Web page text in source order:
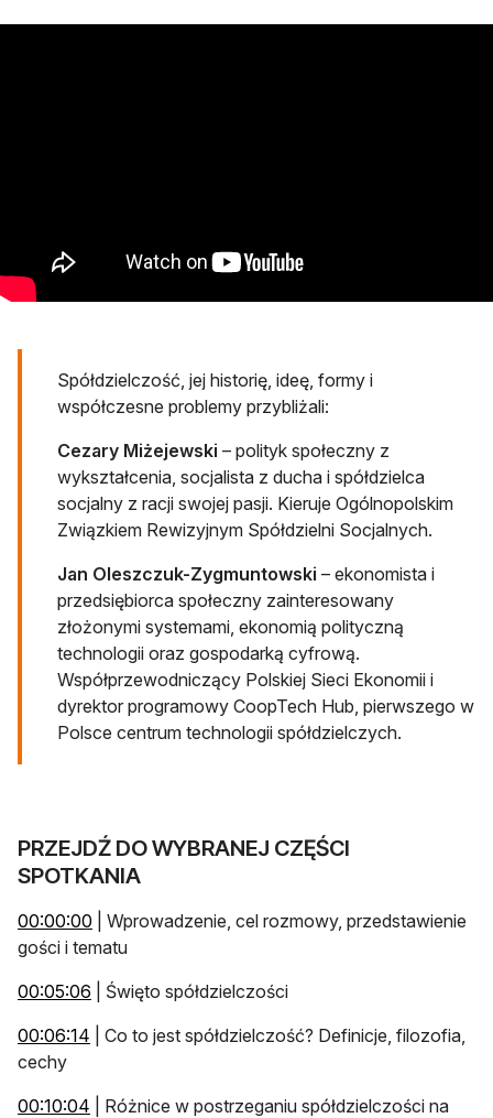
Spółdzielczość, jej historię, ideę, formy i
współczesne problemy przybliżali:
Cezary Miżejewski – polityk społeczny z
wykształcenia, socjalista z ducha i spółdzielca
socjalny z racji swojej pasji. Kieruje Ogólnopolskim
Związkiem Rewizyjnym Spółdzielni Socjalnych.
Jan Oleszczuk-Zygmuntowski – ekonomista i
przedsiębiorca społeczny zainteresowany
złożonymi systemami, ekonomią polityczną
technologii oraz gospodarką cyfrową.
Współprzewodniczący Polskiej Sieci Ekonomii i
dyrektor programowy CoopTech Hub, pierwszego w
Polsce centrum technologii spółdzielczych.
PRZEJDŹ DO WYBRANEJ CZĘŚCI
SPOTKANIA
00:00:00 otwiera się w nowej karcie
| Wprowadzenie, cel rozmowy, przedstawienie
gości i tematu
00:05:06 otwiera się w nowej karcie
| Święto spółdzielczości
00:06:14 otwiera się w nowej karcie
| Co to jest spółdzielczość? Definicje, filozofia,
cechy
00:10:04 otwiera się w nowej karcie
| Różnice w postrzeganiu spółdzielczości na